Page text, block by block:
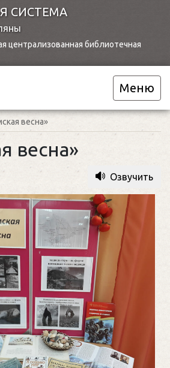
СИСТЕМА
централизованная библиотечная
Меню
весна»
весна»
Озвучить